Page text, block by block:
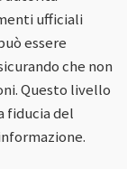
ufficiali
essere
che non
Questo livello
fiducia del